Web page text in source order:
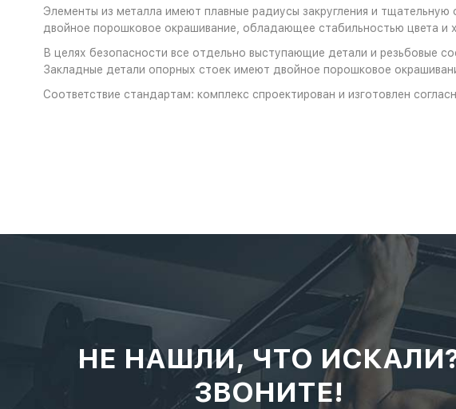
Элементы из металла имеют плавные радиусы закругления и
двойное порошковое окрашивание, обладающее стабильностью цвета и
В целях безопасности все отдельно выступающие детали и резьбовые
Закладные детали опорных стоек имеют двойное порошковое
Соответствие стандартам: комплекс спроектирован и изготовлен
НЕ НАШЛИ, ЧТО
ЗВОНИТЕ!